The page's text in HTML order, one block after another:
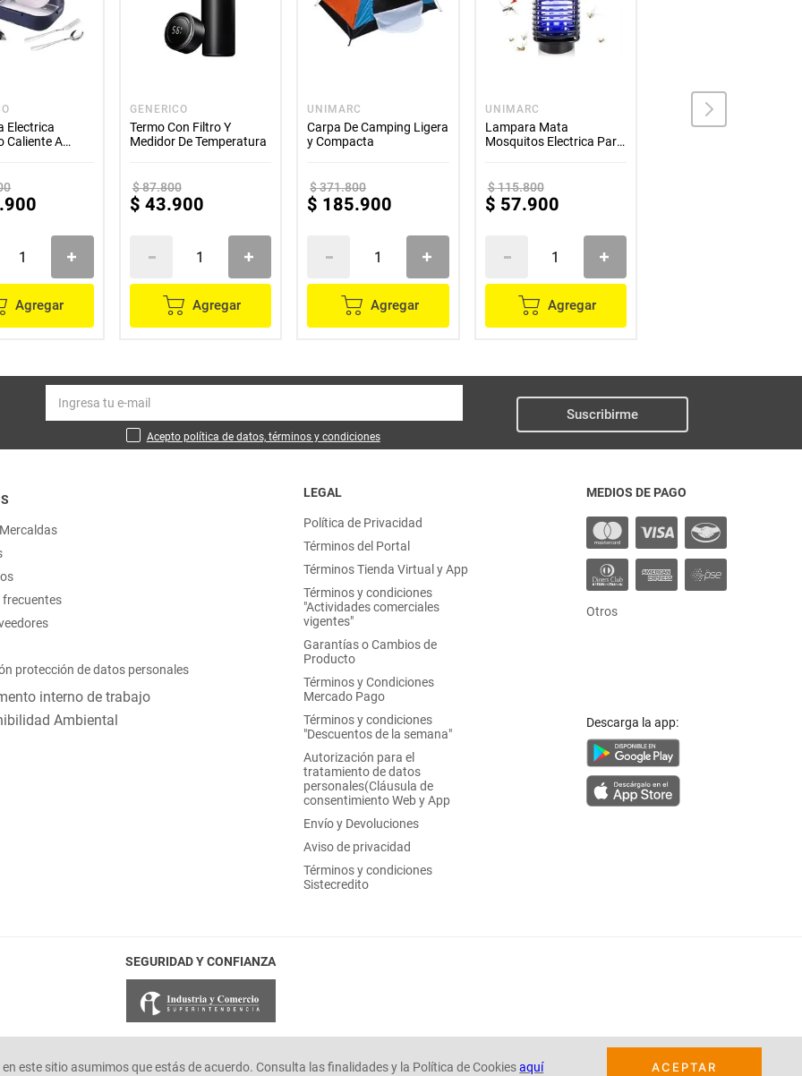
este sitio asumimos que estás de acuerdo. Consulta las finalidades y la Política de Cookiesaquí ACEPTAR
de este producto es exclusivamente por defectos de fábrica, no por daños ocasionados por mal uso o por
La garantía se tramitará bajo las políticas, términos y condiciones establecidos por la empresa. ****
Electrica
Caliente A
.900
Agregar
GENERICO
Termo Con Filtro Y
Medidor De Temperatura
$87.800
$ 43.900
Agregar
UNIMARC
Carpa De Camping Ligera
y Compacta
$371.800
$ 185.900
Agregar
UNIMARC
Lampara Mata
Mosquitos Electrica Para
$115.800
$ 57.900
Agregar
UNIMARC
Linterna Recargable LED
Acepto política de datos, términos y condiciones
Suscribirme
protección de datos personales
interno de trabajo
Ambiental
LEGAL
Política de Privacidad
Términos del Portal
Términos Tienda Virtual y App
Términos y condiciones
"Actividades comerciales
vigentes"
Garantías o Cambios de
Producto
Términos y Condiciones
Mercado Pago
Términos y condiciones
"Descuentos de la semana"
Autorización para el
tratamiento de datos
personales(Cláusula de
consentimiento Web y App
Envío y Devoluciones
Aviso de privacidad
Términos y condiciones
Sistecredito
MEDIOS DE PAGO
Otros
Descarga la app:
SEGURIDAD Y CONFIANZA